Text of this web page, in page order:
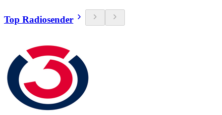
Top Radiosender